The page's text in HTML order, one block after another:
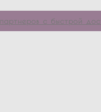
с быстрой